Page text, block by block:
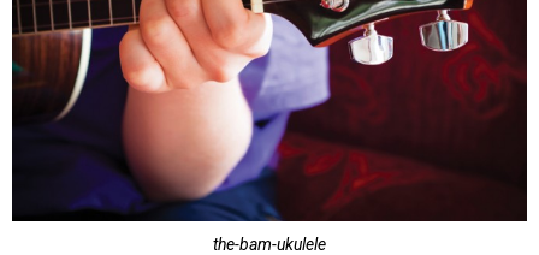
the-bam-ukulele